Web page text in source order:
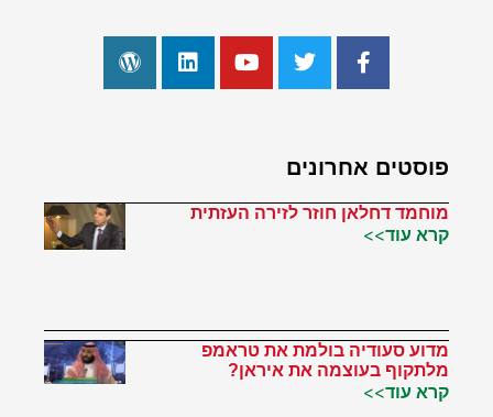
פוסטים אחרונים
מוחמד דחלאן חוזר לזירה העזתית
קרא עוד>>
מדוע סעודיה בולמת את טראמפ
מלתקוף בעוצמה את איראן?
קרא עוד>>